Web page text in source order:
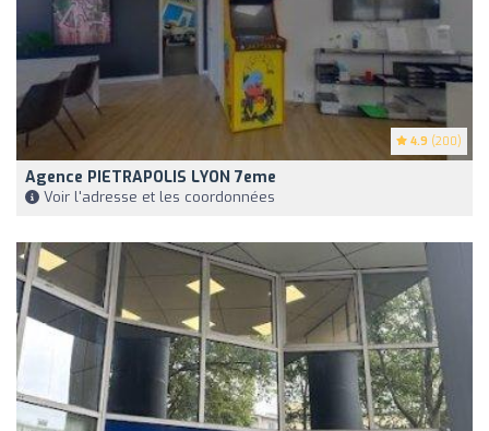
4.9 (200)
Agence PIETRAPOLIS LYON 7eme
Voir l'adresse et les coordonnées